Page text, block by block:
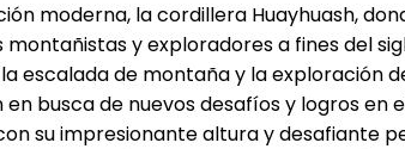
moderna, la cordillera Huayhuash,
y exploradores a fines del
escalada de montaña y la exploración
busca de nuevos desafíos y logros en
su impresionante altura y desafiante